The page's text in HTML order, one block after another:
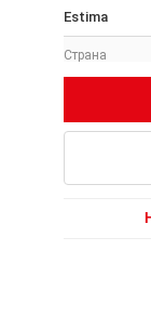
Estima
Страна
Россия
Размеры